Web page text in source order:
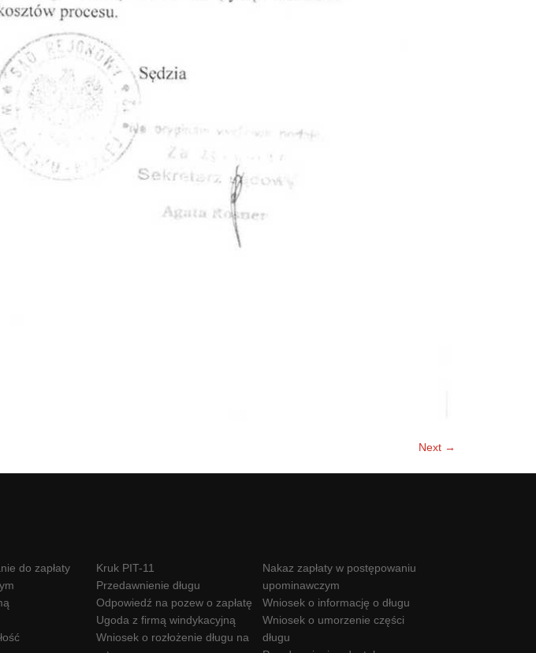
Next →
do zapłaty
Kruk PIT-11
Przedawnienie długu
Odpowiedź na pozew o zapłatę
Ugoda z firmą windykacyjną
Wniosek o rozłożenie długu na
Nakaz zapłaty w postępowaniu
upominawczym
Wniosek o informację o długu
Wniosek o umorzenie części
długu